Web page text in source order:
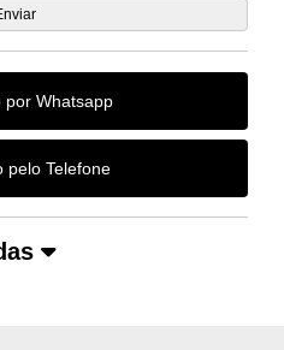
por Whatsapp
pelo Telefone